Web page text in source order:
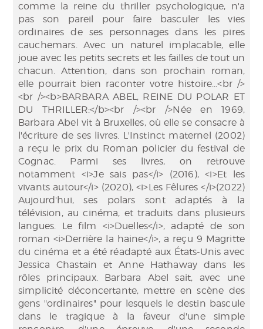
comme la reine du thriller psychologique, n'a
pas son pareil pour faire basculer les vies
ordinaires de ses personnages dans les pires
cauchemars. Avec un naturel implacable, elle
joue avec les petits secrets et les failles de tout un
chacun. Attention, dans son prochain roman,
elle pourrait bien raconter votre histoire…<br />
<br /><b>BARBARA ABEL, REINE DU POLAR ET
DU THRILLER:</b><br /><br />Née en 1969,
Barbara Abel vit à Bruxelles, où elle se consacre à
l'écriture de ses livres. L'Instinct maternel (2002)
a reçu le prix du Roman policier du festival de
Cognac. Parmi ses livres, on retrouve
notamment <i>Je sais pas</i> (2016), <i>Et les
vivants autour</i> (2020), <i>Les Fêlures </i>(2022)
Aujourd'hui, ses polars sont adaptés à la
télévision, au cinéma, et traduits dans plusieurs
langues. Le film <i>Duelles</i>, adapté de son
roman <i>Derrière la haine</i>, a reçu 9 Magritte
du cinéma et a été réadapté aux États-Unis avec
Jessica Chastain et Anne Hathaway dans les
rôles principaux. Barbara Abel sait, avec une
simplicité déconcertante, mettre en scène des
gens "ordinaires" pour lesquels le destin bascule
dans le tragique à la faveur d'une simple